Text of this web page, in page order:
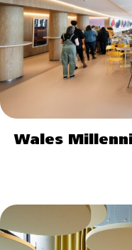
Wales